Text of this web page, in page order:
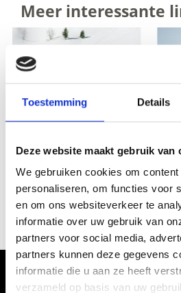
Toestemming Details
Deze website maakt gebruik van
We gebruiken cookies om
personaliseren, om functies voor
en om ons websiteverkeer te
informatie over uw gebruik van
partners voor social media,
partners kunnen deze gegevens
informatie die u aan ze heeft
verzameld op basis van uw
Meer interessante
ACTUELE
Skiën aan de voet